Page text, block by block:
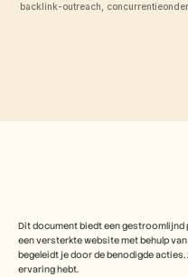
backlink-outreach,
Dit document biedt een
een versterkte website met behulp
begeleidt je door de benodigde
ervaring hebt.
Verandermanagement
Verkoopondersteuning
Voorverkoop